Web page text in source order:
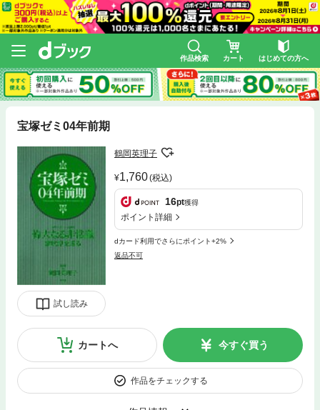
作品検索 カート はじめての方へ
宝塚ゼミ04年前期
試し読み
鶴岡英理子
1,760(税込)
16pt獲得
ポイント詳細
dカード利用でさらにポイント+2%
返品不可
カートへ 今すぐ買う
作品をチェックする